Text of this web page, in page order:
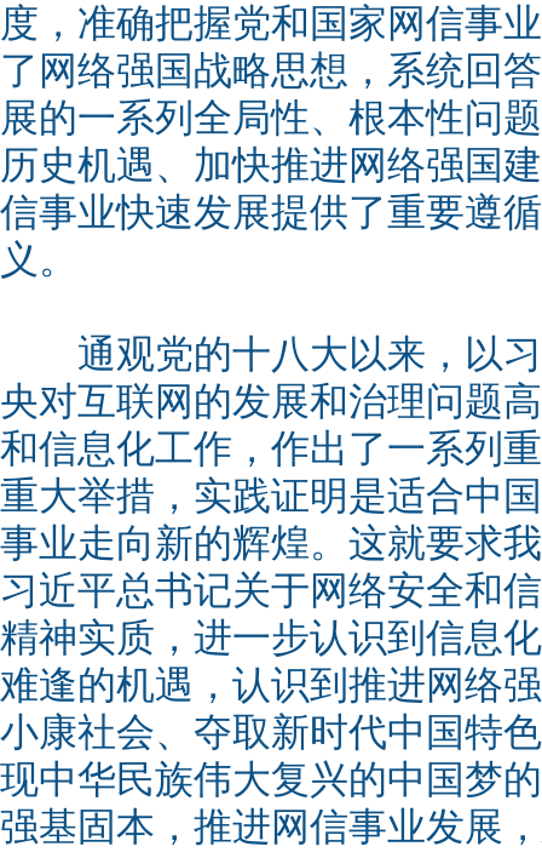
度，准确把握党和国家网信事
了网络强国战略思想，系统回
展的一系列全局性、根本性问
历史机遇、加快推进网络强国
信事业快速发展提供了重要遵
义。
通观党的十八大以来，以习
央对互联网的发展和治理问题
和信息化工作，作出了一系列
重大举措，实践证明是适合中
事业走向新的辉煌。这就要求
习近平总书记关于网络安全和
精神实质，进一步认识到信息
难逢的机遇，认识到推进网络
小康社会、夺取新时代中国特
现中华民族伟大复兴的中国梦
强基固本，推进网信事业发展